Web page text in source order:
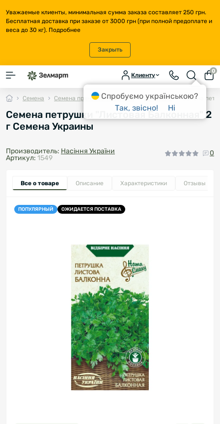
Уважаемые клиенты, минимальная сумма заказа составляет 250 грн.
Бесплатная доставка при заказе от 3000 грн (при полной предоплате и
веса до 30 кг). Подробнее
Закрыть
Клиенту
0
Семена Семена пряностей и зелени Петрушка Семена
Семена петрушки "Листовая Балконная" 2
г Семена Украины
Производитель: Насіння України
Артикул: 1549
0
Все о товаре Описание Характеристики Отзывы
ПОПУЛЯРНЫЙ ОЖИДАЕТСЯ ПОСТАВКА
Спробуємо українською?
Так, звісно!
Ні